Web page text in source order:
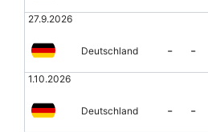
27.9.2026
Deutschland - -
1.10.2026
Deutschland - -